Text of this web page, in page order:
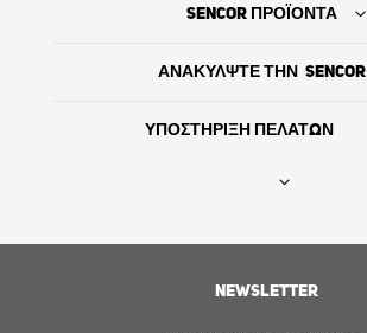
SENCOR ΠΡΟΪΟΝΤΑ
ΑΝΑΚΥΛΨΤΕ ΤΗΝ SENCOR
ΥΠΟΣΤΗΡΙΞΗ ΠΕΛΑΤΩΝ
NEWSLETTER